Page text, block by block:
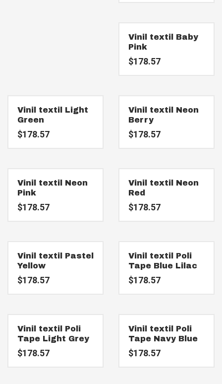
Vinil textil Baby
Pink
$178.57
Vinil textil Light
Green
$178.57
Vinil textil Neon
Berry
$178.57
Vinil textil Neon
Pink
$178.57
Vinil textil Neon
Red
$178.57
Vinil textil Pastel
Yellow
$178.57
Vinil textil Poli
Tape Blue Lilac
$178.57
Vinil textil Poli
Tape Light Grey
$178.57
Vinil textil Poli
Tape Navy Blue
$178.57